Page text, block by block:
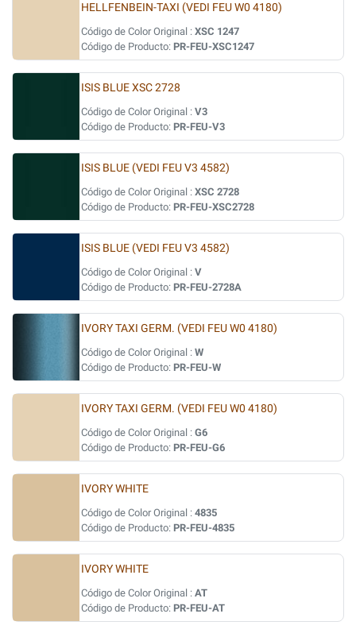
HELLFENBEIN-TAXI (VEDI FEU W0 4180)
Código de Color Original : XSC 1247
Código de Producto: PR-FEU-XSC1247
ISIS BLUE XSC 2728
Código de Color Original : V3
Código de Producto: PR-FEU-V3
ISIS BLUE (VEDI FEU V3 4582)
Código de Color Original : XSC 2728
Código de Producto: PR-FEU-XSC2728
ISIS BLUE (VEDI FEU V3 4582)
Código de Color Original : V
Código de Producto: PR-FEU-2728A
IVORY TAXI GERM. (VEDI FEU W0 4180)
Código de Color Original : W
Código de Producto: PR-FEU-W
IVORY TAXI GERM. (VEDI FEU W0 4180)
Código de Color Original : G6
Código de Producto: PR-FEU-G6
IVORY WHITE
Código de Color Original : 4835
Código de Producto: PR-FEU-4835
IVORY WHITE
Código de Color Original : AT
Código de Producto: PR-FEU-AT